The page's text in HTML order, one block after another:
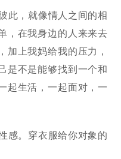
此，就像情人之间的相
，在我身边的人来来去
加上我妈给我的压力，
是不是能够找到一个和
起生活，一起面对，一
感。穿衣服给你对象的